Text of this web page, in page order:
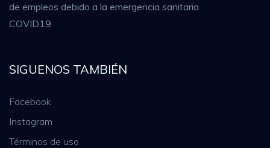
de empleos debido a la emergencia sanitaria
COVID19
SIGUENOS TAMBIÉN
Facebook
Instagram
Términos de uso